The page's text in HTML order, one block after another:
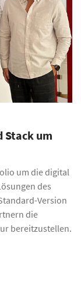
Stack um
um die digital
des
Version
die
bereitzustellen.